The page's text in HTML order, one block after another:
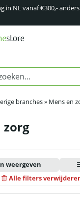
in NL vanaf €300,-
branches» Mens en
zorg
weergeven
Alle filters